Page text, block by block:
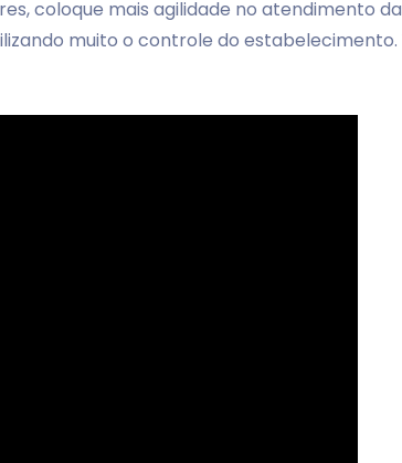
coloque mais agilidade no atendimento
muito o controle do estabelecimento.